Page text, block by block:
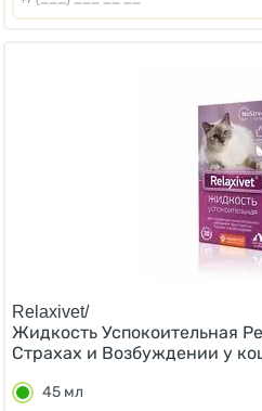
Relaxivet/
Жидкость Успокоительная
Страхах и Возбуждении у
45 мл